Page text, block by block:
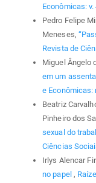
Econômicas:
Pedro Felipe
Meneses,
Revista de
Miguel Ângelo
em um
e Econômicas:
Beatriz
Pinheiro dos
sexual do
Ciências
Irlys Alencar
no papel ,